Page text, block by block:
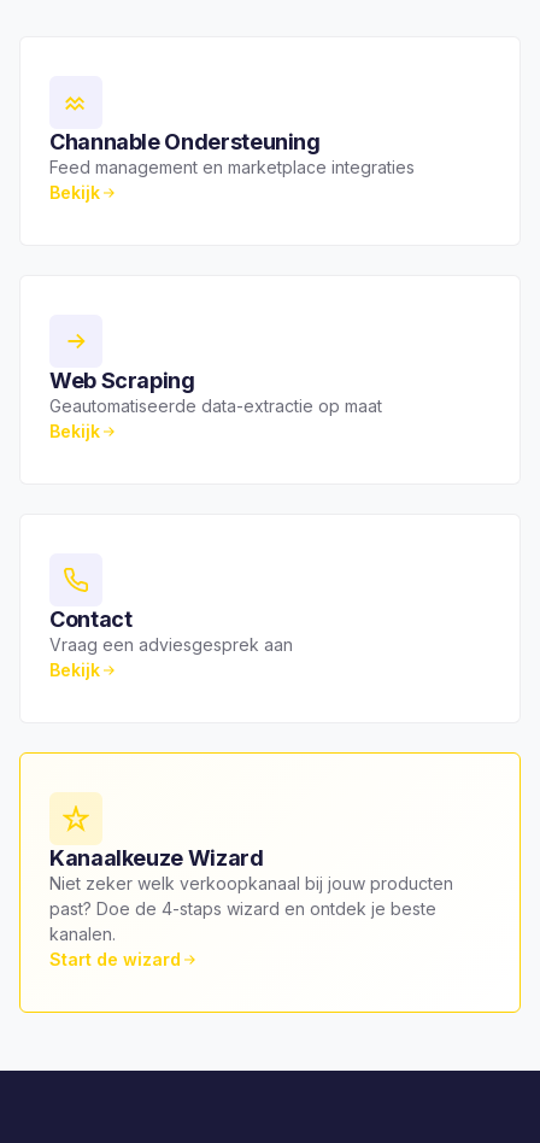
Channable Ondersteuning
Feed management en marketplace integraties
Bekijk
Web Scraping
Geautomatiseerde data-extractie op maat
Bekijk
Contact
Vraag een adviesgesprek aan
Bekijk
Kanaalkeuze Wizard
Niet zeker welk verkoopkanaal bij jouw producten
past? Doe de 4-staps wizard en ontdek je beste
kanalen.
Start de wizard